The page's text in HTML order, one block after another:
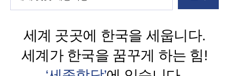
세계 곳곳에 한국을 세웁니다.
세계가 한국을 꿈꾸게 하는 힘!